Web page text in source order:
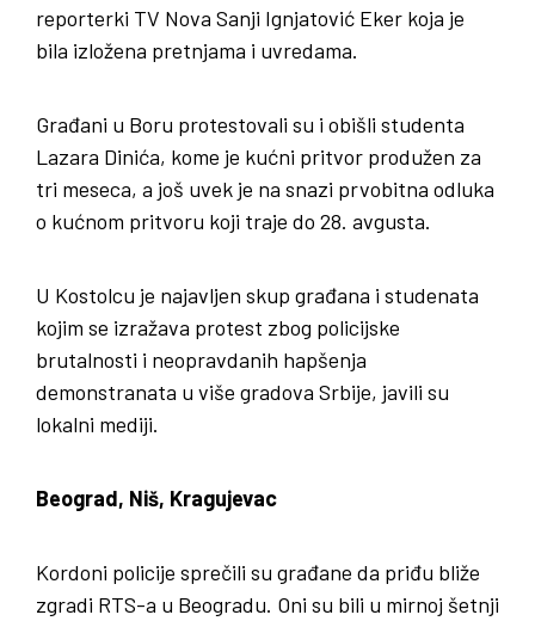
reporterki TV Nova Sanji Ignjatović Eker koja je
bila izložena pretnjama i uvredama.
Građani u Boru protestovali su i obišli studenta
Lazara Dinića, kome je kućni pritvor produžen za
tri meseca, a još uvek je na snazi prvobitna odluka
o kućnom pritvoru koji traje do 28. avgusta.
U Kostolcu je najavljen skup građana i studenata
kojim se izražava protest zbog policijske
brutalnosti i neopravdanih hapšenja
demonstranata u više gradova Srbije, javili su
lokalni mediji.
Beograd, Niš, Kragujevac
Kordoni policije sprečili su građane da priđu bliže
zgradi RTS-a u Beogradu. Oni su bili u mirnoj šetnji